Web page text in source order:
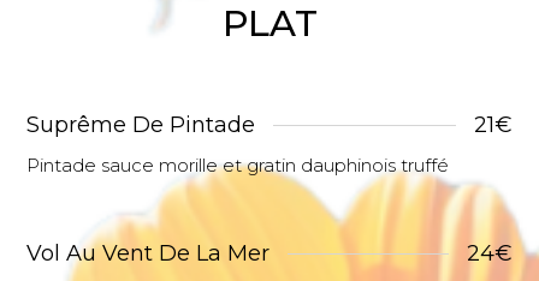
PLAT
Suprême De Pintade 21€
Pintade sauce morille et gratin dauphinois truffé
Vol Au Vent De La Mer 24€